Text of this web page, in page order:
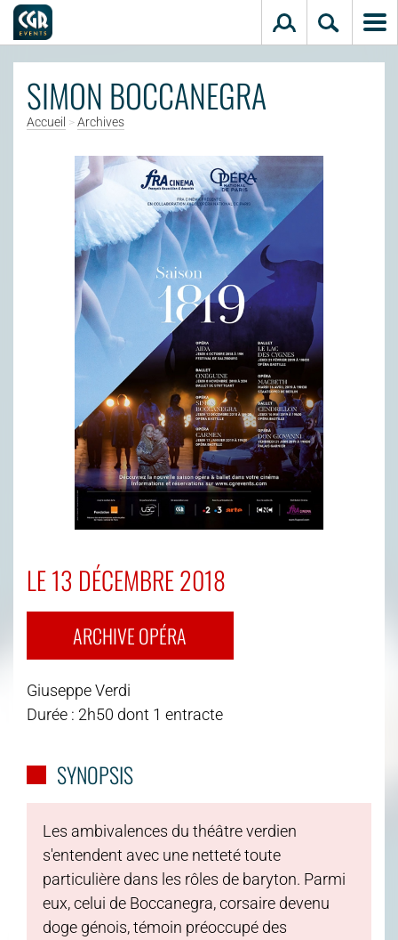
SIMON BOCCANEGRA
Accueil >Archives
LE 13 DÉCEMBRE 2018
ARCHIVE OPÉRA
Giuseppe Verdi
Durée : 2h50 dont 1 entracte
SYNOPSIS
Les ambivalences du théâtre verdien
s'entendent avec une netteté toute
particulière dans les rôles de baryton. Parmi
eux, celui de Boccanegra, corsaire devenu
doge génois, témoin préoccupé des